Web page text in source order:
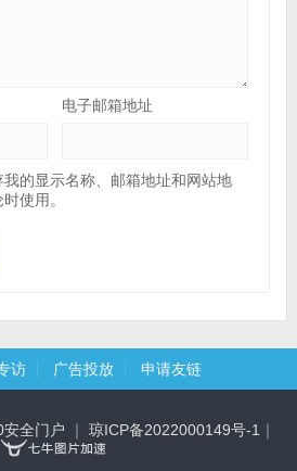
电子邮箱地址
的显示名称、邮箱地址和网站地
使用。
访 广告投放 申请友链
安全门户 ｜ 琼ICP备2022000149号-1 ｜